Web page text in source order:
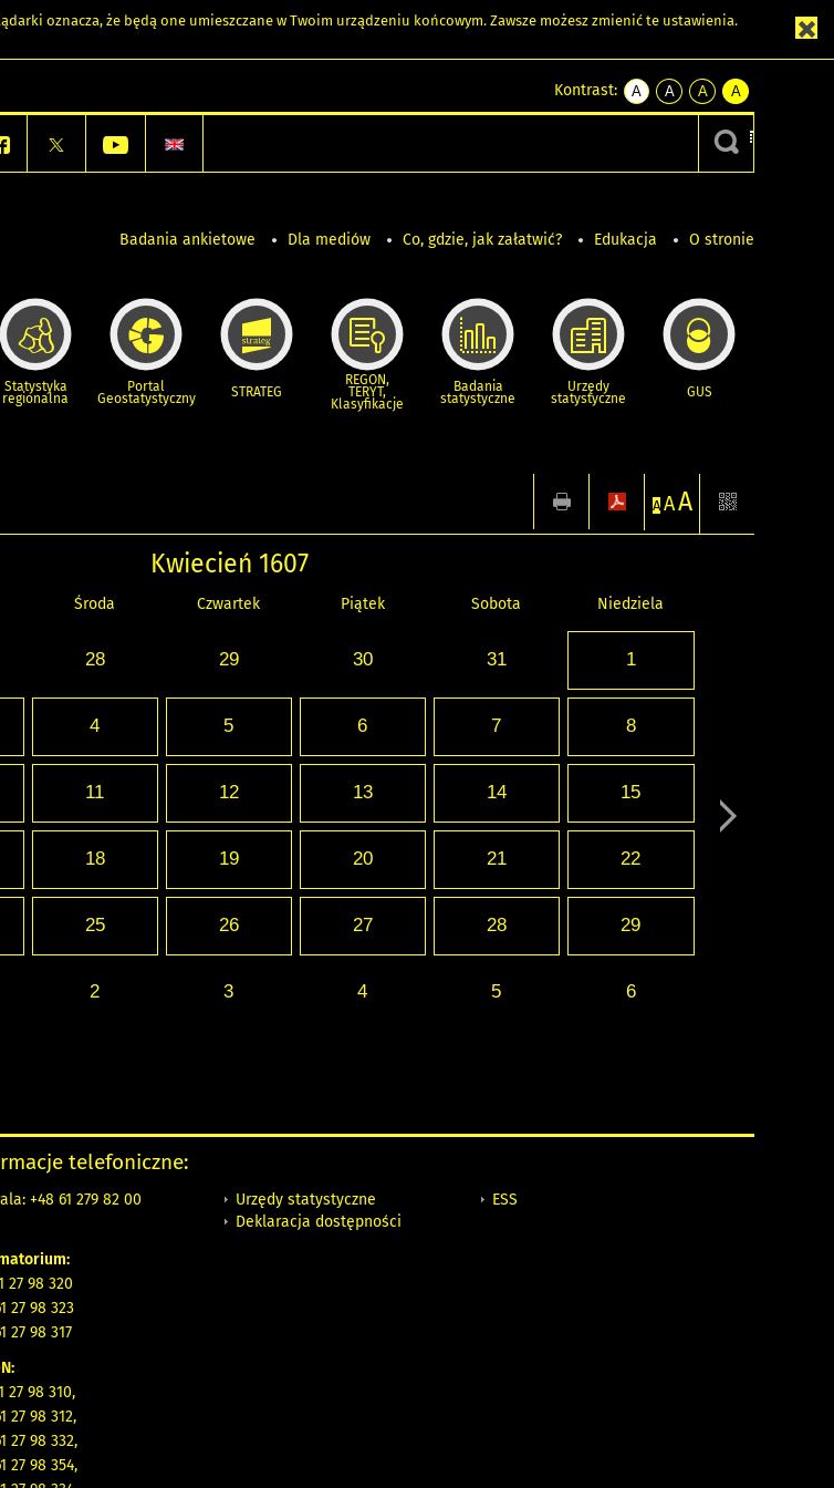
oznacza, że będą one umieszczane w Twoim urządzeniu końcowym. Zawsze możesz zmienić te ustawienia.
Kontrast:
A
kontrast
A
kontrast
czarnym
A
kontrast
żółty
tekst
czarnym
A
kontrast
czarny
tekst
żółtym
Badania ankietowe Dla mediów Co, gdzie, jak załatwić? Edukacja O stronie
Statystyka
regionalna
Portal
Geostatystyczny STRATEG
REGON,
TERYT,
Klasyfikacje
Badania
statystyczne
Urzędy
statystyczne GUS
A AA
Kwiecień 1607
Środa Czwartek Piątek Sobota Niedziela
28 29 30 31 1
4 5 6 7 8
11 12 13 14 15
18 19 20 21 22
25 26 27 28 29
2 3 4 5 6
telefoniczne:
+48 61 279 82 00
27 98 320
27 98 323
27 98 317
27 98 310,
98 312,
98 332,
98 354,
Urzędy statystyczne
Deklaracja dostępności
ESS